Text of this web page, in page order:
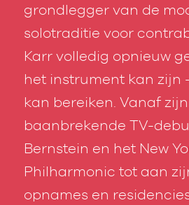
grondlegger van de
solotraditie voor
Karr volledig opnieuw
het instrument kan zijn
kan bereiken. Vanaf zijn
baanbrekende TV-
Bernstein en het New
Philharmonic tot aan
opnames en